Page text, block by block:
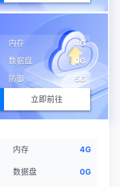
内存
4G
数据盘
0G
防御 5G
立即前往
内存 4G
数据盘 0G